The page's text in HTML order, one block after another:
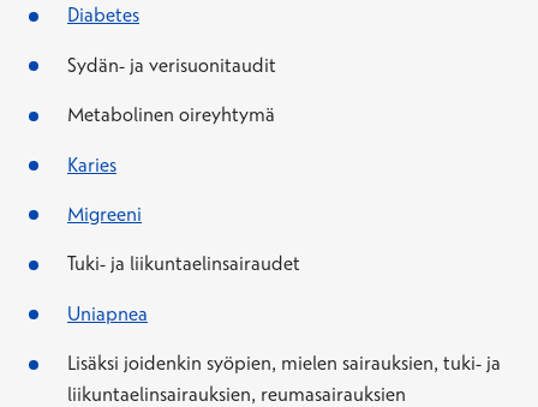
Diabetes
Sydän- ja verisuonitaudit
Metabolinen oireyhtymä
Karies
Migreeni
Tuki- ja liikuntaelinsairaudet
Uniapnea
Lisäksi joidenkin syöpien, mielen sairauksien, tuki- ja
liikuntaelinsairauksien, reumasairauksien